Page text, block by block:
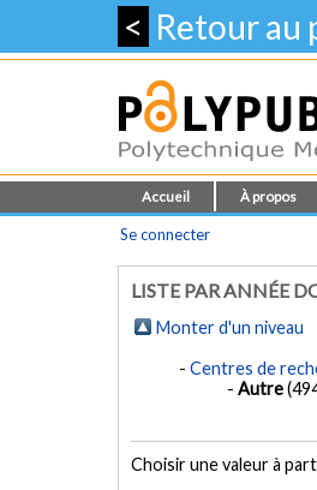
< Retour
Accueil À propos
Se connecter
LISTE PAR ANNÉE
Monter d'un niveau
Centres de
Autre
Choisir une valeur à